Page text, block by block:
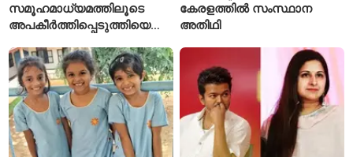
സമൂഹമാധ്യമത്തിലൂടെ
അപകീർത്തിപ്പെടുത്തിയെന്ന്
ആയങ്കിക്കെതിരെ പുതിയ
കേസ്
കേരളത്തിൽ സംസ്ഥാന
അതിഥി